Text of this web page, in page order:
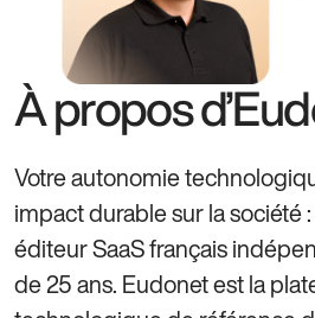
À propos
Votre autonomie
impact durable sur la société
éditeur SaaS français
de 25 ans. Eudonet est la